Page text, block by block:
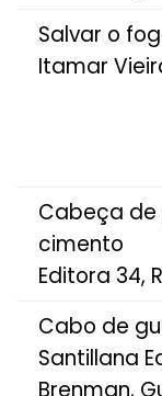
Salvar o
Itamar
Cabeça de
cimento
Editora 34,
Cabo de
Santillana
Brenman,